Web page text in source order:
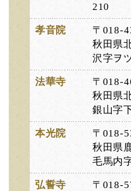
210
孝音院
〒018-
秋田県
沢字ヲ
法華寺
〒018-
秋田県
銀山字
本光院
〒018-
秋田県
毛馬内
弘誓寺
〒018-